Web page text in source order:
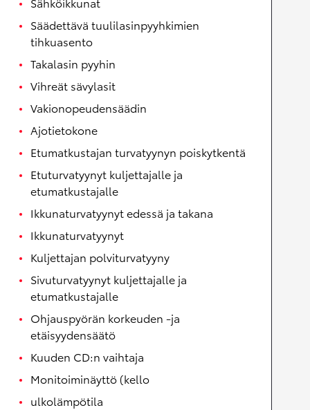
Säädettävä tuulilasinpyyhkimien
tihkuasento
Takalasin pyyhin
Vihreät sävylasit
Vakionopeudensäädin
Ajotietokone
Etumatkustajan turvatyynyn poiskytkentä
Etuturvatyynyt kuljettajalle ja
etumatkustajalle
Ikkunaturvatyynyt edessä ja takana
Ikkunaturvatyynyt
Kuljettajan polviturvatyyny
Sivuturvatyynyt kuljettajalle ja
etumatkustajalle
Ohjauspyörän korkeuden -ja
etäisyydensäätö
Kuuden CD:n vaihtaja
Monitoiminäyttö (kello
ulkolämpötila